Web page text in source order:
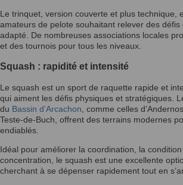
Le trinquet, version couverte et plus technique,
amateurs de pelote souhaitant relever des défis
adapté. De nombreuses associations locales
et des tournois pour tous les niveaux.
Squash : rapidité et intensité
Le squash est un sport de raquette rapide et
qui aiment les défis physiques et stratégiques.
du Bassin d’Arcachon , comme celles
Teste-de-Buch, offrent des terrains modernes
endiablés.
Idéal pour améliorer la coordination, la
concentration, le squash est une excellente
cherchant à se dépenser rapidement tout en